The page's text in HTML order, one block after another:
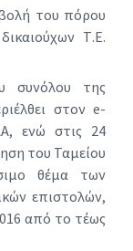
του πόρου
Τ.Ε.
συνόλου της
στον e-
ενώ στις 24
του Ταμείου
θέμα των
επιστολών,
από το τέως